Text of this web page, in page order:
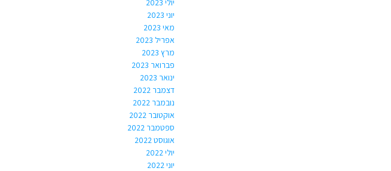
יוני 2023
מאי 2023
אפריל 2023
מרץ 2023
פברואר 2023
ינואר 2023
דצמבר 2022
נובמבר 2022
אוקטובר 2022
ספטמבר 2022
אוגוסט 2022
יולי 2022
יוני 2022